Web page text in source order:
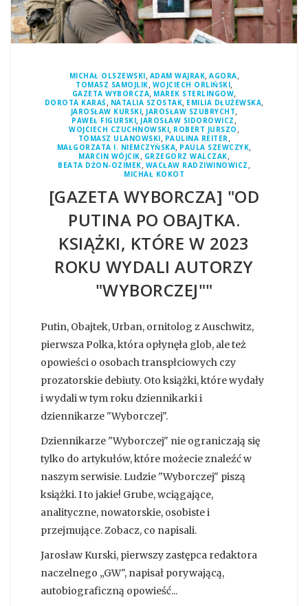
MICHAŁ OLSZEWSKI, ADAM WAJRAK, AGORA,
TOMASZ SAMOJLIK, WOJCIECH ORLIŃSKI,
GAZETA WYBORCZA, MAREK STERLINGOW,
DOROTA KARAŚ , NATALIA SZOSTAK, EMILIA DŁUŻEWSKA,
JAROSŁAW KURSKI, JAROSŁAW SZUBRYCHT,
PAWEŁ FIGURSKI, JAROSŁAW SIDOROWICZ ,
WOJCIECH CZUCHNOWSKI, ROBERT JURSZO ,
TOMASZ ULANOWSKI, PAULINA REITER,
MAŁGORZATA I. NIEMCZYŃSKA, PAULA SZEWCZYK,
MARCIN WÓJCIK, GRZEGORZ WALCZAK,
BEATA DŻON-OZIMEK, WACŁAW RADZIWINOWICZ ,
MICHAŁ KOKOT
[GAZETA WYBORCZA] "OD
PUTINA PO OBAJTKA.
KSIĄŻKI, KTÓRE W 2023
ROKU WYDALI AUTORZY
"WYBORCZEJ""
Putin, Obajtek, Urban, ornitolog z Auschwitz,
pierwsza Polka, która opłynęła glob, ale też
opowieści o osobach transpłciowych czy
prozatorskie debiuty. Oto książki, które wydały
i wydali w tym roku dziennikarki i
dziennikarze "Wyborczej".
Dziennikarze "Wyborczej" nie ograniczają się
tylko do artykułów, które możecie znaleźć w
naszym serwisie. Ludzie "Wyborczej" piszą
książki. I to jakie! Grube, wciągające,
analityczne, nowatorskie, osobiste i
przejmujące. Zobacz, co napisali.
Jarosław Kurski, pierwszy zastępca redaktora
naczelnego „GW", napisał porywającą,
autobiograficzną opowieść...